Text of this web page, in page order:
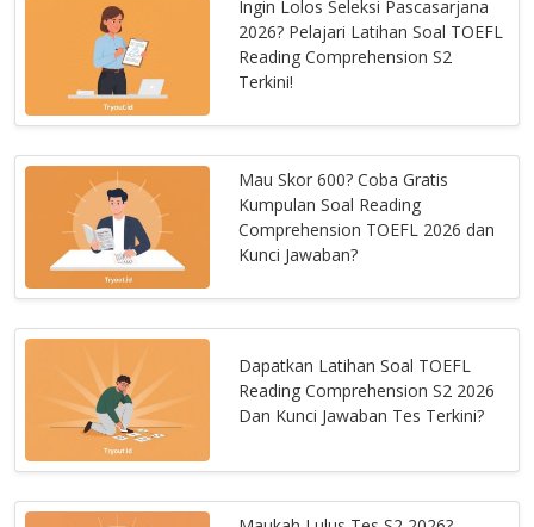
Ingin Lolos Seleksi Pascasarjana
2026? Pelajari Latihan Soal TOEFL
Reading Comprehension S2
Terkini!
Mau Skor 600? Coba Gratis
Kumpulan Soal Reading
Comprehension TOEFL 2026 dan
Kunci Jawaban?
Dapatkan Latihan Soal TOEFL
Reading Comprehension S2 2026
Dan Kunci Jawaban Tes Terkini?